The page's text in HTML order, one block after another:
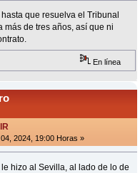
que resuelva el Tribunal
más de tres años, así que ni
En línea
2024, 19:00 Horas »
hizo al Sevilla, al lado de lo de